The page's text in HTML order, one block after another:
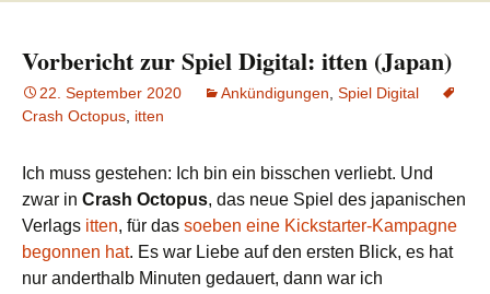
Vorbericht zur Spiel Digital: itten (Japan)
22. September 2020 Ankündigungen Spiel Digital
Crash Octopus itten
Ich muss gestehen: Ich bin ein bisschen verliebt. Und
zwar in Crash Octopus, das neue Spiel des japanischen
Verlags itten, für das soeben eine Kickstarter-Kampagne
begonnen hat. Es war Liebe auf den ersten Blick, es hat
nur anderthalb Minuten gedauert, dann war ich